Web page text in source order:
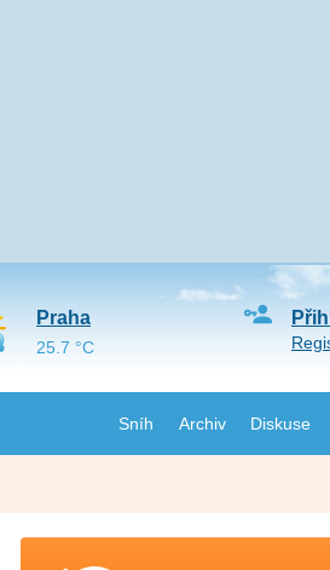
Sníh Archiv Diskuse
Praha
25.7 °C